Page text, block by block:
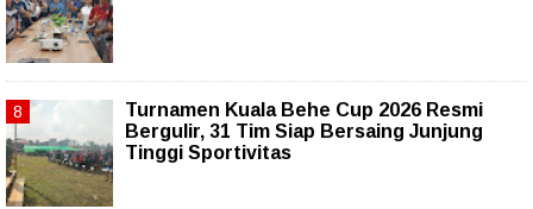
Turnamen Kuala Behe Cup 2026 Resmi
Bergulir, 31 Tim Siap Bersaing Junjung
Tinggi Sportivitas